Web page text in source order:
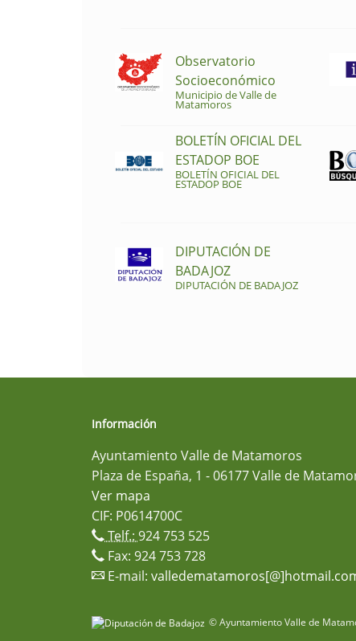
Observatorio
Socioeconómico
Municipio de Valle de
Matamoros
BOLETÍN OFICIAL DEL
ESTADOP BOE
BOLETÍN OFICIAL DEL
ESTADOP BOE
DIPUTACIÓN DE
BADAJOZ
DIPUTACIÓN DE BADAJOZ
Información
Ayuntamiento Valle de Matamoros
Plaza de España, 1 - 06177 Valle de
Ver mapa
CIF: P0614700C
Telf.:924 753 525
Fax: 924 753 728
E-mail:
© Ayuntamiento Valle de